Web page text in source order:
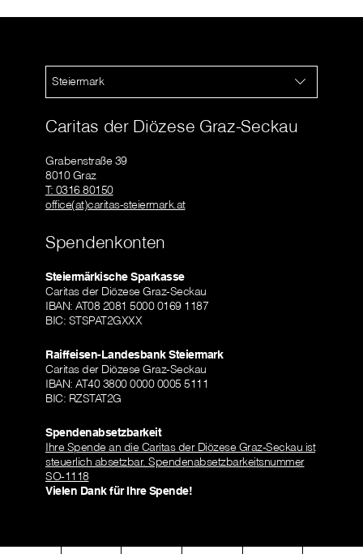
Steiermark
Caritas der Diözese Graz-Seckau
Grabenstraße 39
8010 Graz
T: 0316 80150
office(at)caritas-steiermark.at
Spendenkonten
Steiermärkische Sparkasse
Caritas der Diözese Graz-Seckau
IBAN: AT08 2081 5000 0169 1187
BIC: STSPAT2GXXX
Raiffeisen-Landesbank Steiermark
Caritas der Diözese Graz-Seckau
IBAN: AT40 3800 0000 0005 5111
BIC: RZSTAT2G
Spendenabsetzbarkeit
Ihre Spende an die Caritas der Diözese Graz-Seckau ist
steuerlich absetzbar. Spendenabsetzbarkeitsnummer
SO-1118
Vielen Dank für Ihre Spende!